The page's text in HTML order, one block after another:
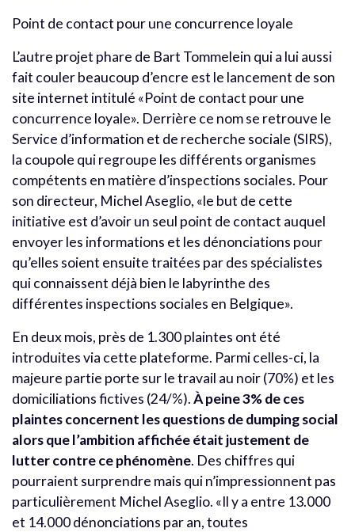
Point de contact pour une concurrence loyale
L’autre projet phare de Bart Tommelein qui a lui aussi
fait couler beaucoup d’encre est le lancement de son
site internet intitulé «Point de contact pour une
concurrence loyale». Derrière ce nom se retrouve le
Service d’information et de recherche sociale (SIRS),
la coupole qui regroupe les différents organismes
compétents en matière d’inspections sociales. Pour
son directeur, Michel Aseglio, «le but de cette
initiative est d’avoir un seul point de contact auquel
envoyer les informations et les dénonciations pour
qu’elles soient ensuite traitées par des spécialistes
qui connaissent déjà bien le labyrinthe des
différentes inspections sociales en Belgique».
En deux mois, près de 1.300 plaintes ont été
introduites via cette plateforme. Parmi celles-ci, la
majeure partie porte sur le travail au noir (70%) et les
domiciliations fictives (24/%).À peine 3% de ces
plaintes concernent les questions de dumping social
alors que l’ambition affichée était justement de
lutter contre ce phénomène. Des chiffres qui
pourraient surprendre mais qui n’impressionnent pas
particulièrement Michel Aseglio. «Il y a entre 13.000
et 14.000 dénonciations par an, toutes